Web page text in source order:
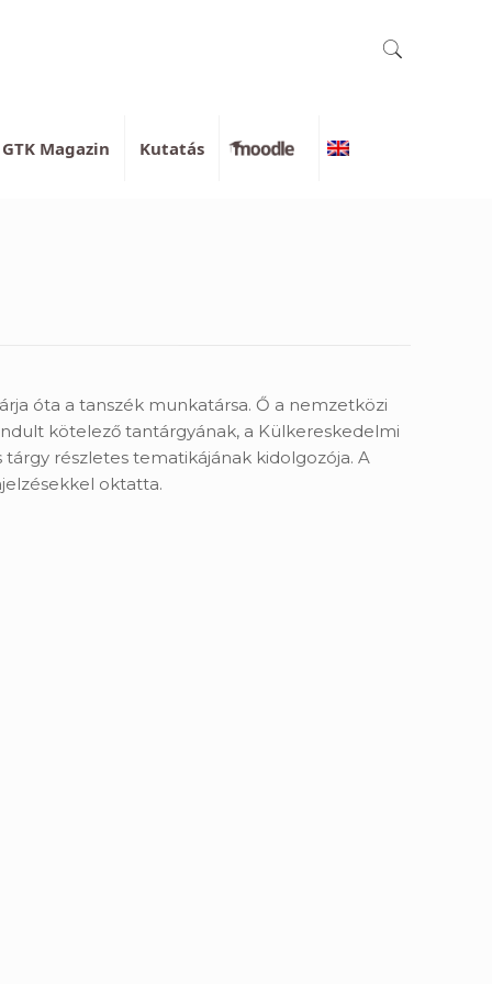
GTK Magazin Kutatás Moodle English
óta a tanszék munkatársa. Ő a nemzetközi
kötelező tantárgyának, a Külkereskedelmi
részletes tematikájának kidolgozója. A
oktatta.